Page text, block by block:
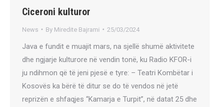
Ciceroni kulturor
News By Miredite Bajrami 25/03/2024
Java e fundit e muajit mars, na sjellë shumë aktivitete
dhe ngjarje kulturore në vendin tonë, ku Radio KFOR-i
ju ndihmon që të jeni pjesë e tyre: – Teatri Kombëtar i
Kosovës ka bërë të ditur se do të vendos në jetë
reprizën e shfaqjes “Kamarja e Turpit”, në datat 25 dhe